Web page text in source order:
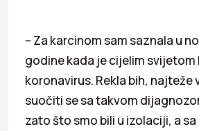
– Za karcinom sam saznala u
godine kada je cijelim svijetom
koronavirus. Rekla bih, najteže
suočiti se sa takvom
zato što smo bili u izolaciji, a